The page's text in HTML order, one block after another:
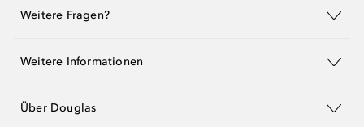
Weitere Fragen?
Weitere Informationen
Über Douglas